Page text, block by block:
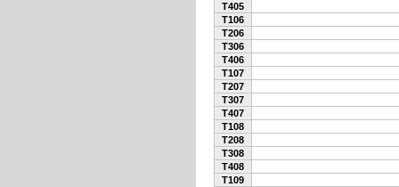
T405
T106
T206
T306
T406
T107
T207
T307
T407
T108
T208
T308
T408
T109